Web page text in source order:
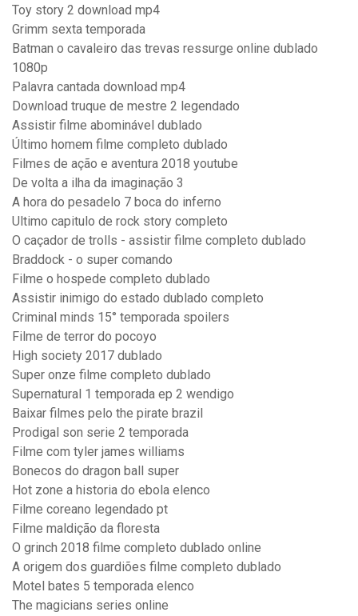
Toy story 2 download mp4
Grimm sexta temporada
Batman o cavaleiro das trevas ressurge online dublado
1080p
Palavra cantada download mp4
Download truque de mestre 2 legendado
Assistir filme abominável dublado
Último homem filme completo dublado
Filmes de ação e aventura 2018 youtube
De volta a ilha da imaginação 3
A hora do pesadelo 7 boca do inferno
Ultimo capitulo de rock story completo
O caçador de trolls - assistir filme completo dublado
Braddock - o super comando
Filme o hospede completo dublado
Assistir inimigo do estado dublado completo
Criminal minds 15° temporada spoilers
Filme de terror do pocoyo
High society 2017 dublado
Super onze filme completo dublado
Supernatural 1 temporada ep 2 wendigo
Baixar filmes pelo the pirate brazil
Prodigal son serie 2 temporada
Filme com tyler james williams
Bonecos do dragon ball super
Hot zone a historia do ebola elenco
Filme coreano legendado pt
Filme maldição da floresta
O grinch 2018 filme completo dublado online
A origem dos guardiões filme completo dublado
Motel bates 5 temporada elenco
The magicians series online